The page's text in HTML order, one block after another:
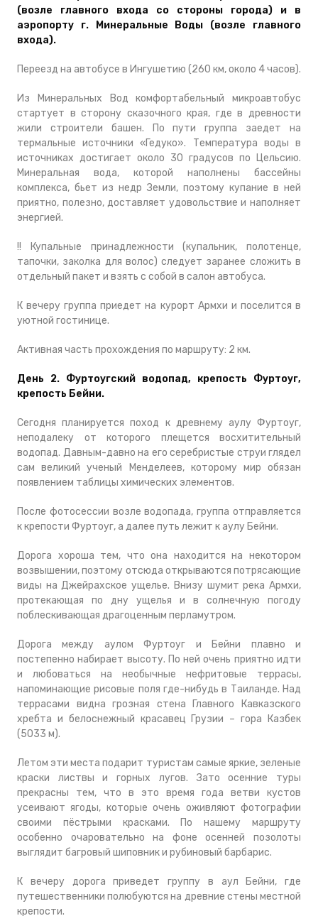
(возле главного входа со стороны города) и в
аэропорту г. Минеральные Воды (возле главного
входа).
Переезд на автобусе в Ингушетию (260 км, около 4 часов).
Из Минеральных Вод комфортабельный микроавтобус
стартует в сторону сказочного края, где в древности
жили строители башен. По пути группа заедет на
термальные источники «Гедуко». Температура воды в
источниках достигает около 30 градусов по Цельсию.
Минеральная вода, которой наполнены бассейны
комплекса, бьет из недр Земли, поэтому купание в ней
приятно, полезно, доставляет удовольствие и наполняет
энергией.
!! Купальные принадлежности (купальник, полотенце,
тапочки, заколка для волос) следует заранее сложить в
отдельный пакет и взять с собой в салон автобуса.
К вечеру группа приедет на курорт Армхи и поселится в
уютной гостинице.
Активная часть прохождения по маршруту: 2 км.
День 2. Фуртоугский водопад, крепость Фуртоуг,
крепость Бейни.
Сегодня планируется поход к древнему аулу Фуртоуг,
неподалеку от которого плещется восхитительный
водопад. Давным-давно на его серебристые струи глядел
сам великий ученый Менделеев, которому мир обязан
появлением таблицы химических элементов.
После фотосессии возле водопада, группа отправляется
к крепости Фуртоуг, а далее путь лежит к аулу Бейни.
Дорога хороша тем, что она находится на некотором
возвышении, поэтому отсюда открываются потрясающие
виды на Джейрахское ущелье. Внизу шумит река Армхи,
протекающая по дну ущелья и в солнечную погоду
поблескивающая драгоценным перламутром.
Дорога между аулом Фуртоуг и Бейни плавно и
постепенно набирает высоту. По ней очень приятно идти
и любоваться на необычные нефритовые террасы,
напоминающие рисовые поля где-нибудь в Таиланде. Над
террасами видна грозная стена Главного Кавказского
хребта и белоснежный красавец Грузии – гора Казбек
(5033 м).
Летом эти места подарит туристам самые яркие, зеленые
краски листвы и горных лугов. Зато осенние туры
прекрасны тем, что в это время года ветви кустов
усеивают ягоды, которые очень оживляют фотографии
своими пёстрыми красками. По нашему маршруту
особенно очаровательно на фоне осенней позолоты
выглядит багровый шиповник и рубиновый барбарис.
К вечеру дорога приведет группу в аул Бейни, где
путешественники полюбуются на древние стены местной
крепости.